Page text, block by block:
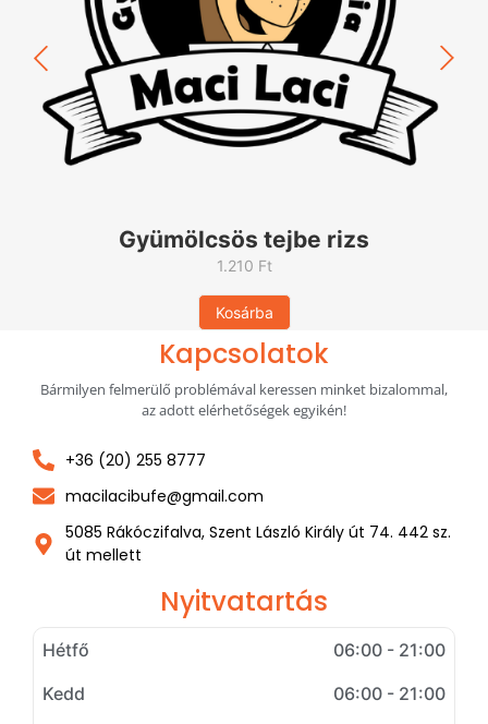
Gyümölcsös tejbe rizs
1.210 Ft
Kosárba
Kapcsolatok
Bármilyen felmerülő problémával keressen minket bizalommal,
az adott elérhetőségek egyikén!
+36 (20) 255 8777
macilacibufe@gmail.com
5085 Rákóczifalva, Szent László Király út 74. 442 sz.
út mellett
Nyitvatartás
Hétfő
06:00 - 21:00
Kedd
06:00 - 21:00